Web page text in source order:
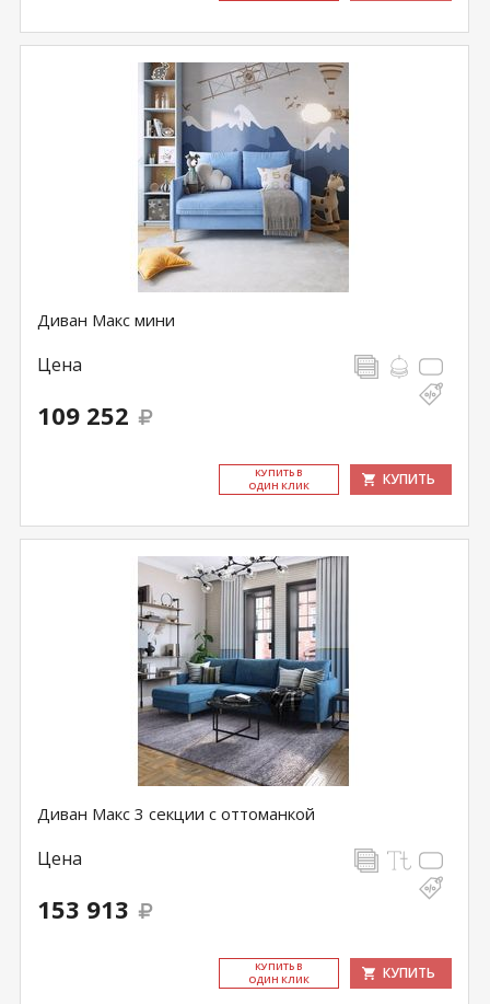
Диван Макс мини
Цена
109 252
КУ­ПИТЬ В
ОДИН КЛИК
КУПИТЬ
Диван Макс 3 секции с оттоманкой
Цена
153 913
КУ­ПИТЬ В
ОДИН КЛИК
КУПИТЬ